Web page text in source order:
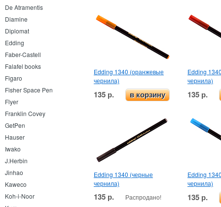
De Atramentis
Diamine
Diplomat
Edding
Faber-Castell
Falafel books
Figaro
Fisher Space Pen
Flyer
Franklin Covey
GetPen
Hauser
Iwako
J.Herbin
Jinhao
Kaweco
Koh-i-Noor
Edding 1340 (оранжевые
чернила)
135 р. в корзину
Edding
чернила)
135 р.
Edding 1340 (черные
чернила)
135 р. Распродано!
Edding
чернила)
135 р.